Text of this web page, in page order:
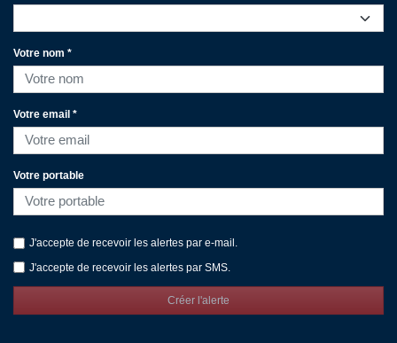
Votre nom *
Votre email *
Votre portable
J'accepte de recevoir les alertes par e-mail.
J'accepte de recevoir les alertes par SMS.
Créer l'alerte